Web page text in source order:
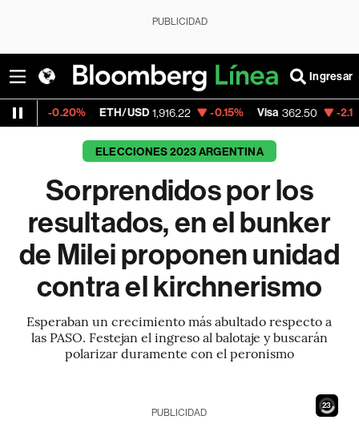
PUBLICIDAD
Ingresar
ETH/USD 1,916.22 -0.15% Visa 362.50 -2.15%
ELECCIONES 2023 ARGENTINA
Sorprendidos por los
resultados, en el bunker
de Milei proponen unidad
contra el kirchnerismo
Esperaban un crecimiento más abultado respecto a
las PASO. Festejan el ingreso al balotaje y buscarán
polarizar duramente con el peronismo
21
PUBLICIDAD